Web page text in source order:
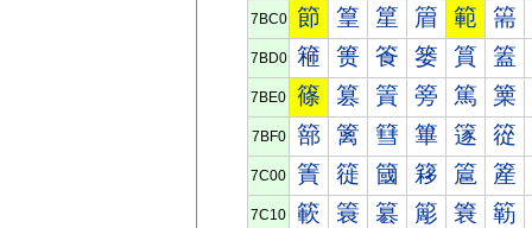
7BC0 節 篁 篂 篃 範 篅
7BD0 篐 篑 篒 篓 篔 篕
7BE0 篠 篡 篢 篣 篤 篥
7BF0 篰 篱 篲 篳 篴 篵
7C00 簀 簁 簂 簃 簄 簅
7C10 簐 簑 簒 簓 簔 簕